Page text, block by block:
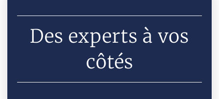
Des experts à vos
côtés